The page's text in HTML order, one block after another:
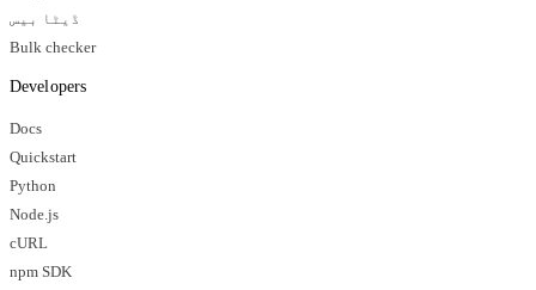
ڈیٹا بیس
Bulk checker
Developers
Docs
Quickstart
Python
Node.js
cURL
npm SDK